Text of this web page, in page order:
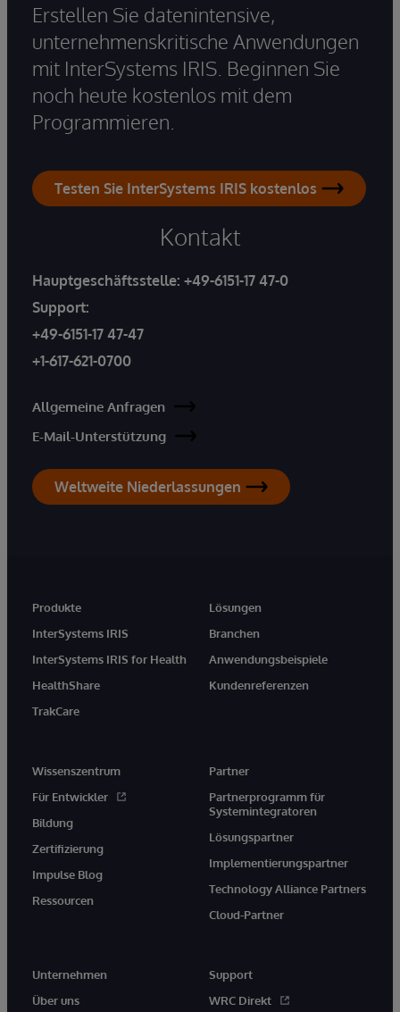
Erstellen Sie datenintensive,
unternehmenskritische Anwendungen
mit InterSystems IRIS. Beginnen Sie
noch heute kostenlos mit dem
Programmieren.
Testen Sie InterSystems IRIS kostenlos
Kontakt
Hauptgeschäftsstelle: +49-6151-17 47-0
Support:
+49-6151-17 47-47
+1-617-621-0700
Allgemeine Anfragen
E-Mail-Unterstützung
Weltweite Niederlassungen
Produkte
InterSystems IRIS
InterSystems IRIS for Health
HealthShare
TrakCare
Lösungen
Branchen
Anwendungsbeispiele
Kundenreferenzen
Wissenszentrum
Für Entwickler
Bildung
Zertifizierung
Impulse Blog
Ressourcen
Partner
Partnerprogramm für
Systemintegratoren
Lösungspartner
Implementierungspartner
Technology Alliance Partners
Cloud-Partner
Unternehmen
Über uns
Support
WRC Direkt